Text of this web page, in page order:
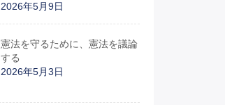
2026年5月9日
憲法を守るために、憲法を議論
する
2026年5月3日